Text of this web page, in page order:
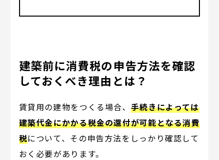
建築前に消費税の申告方法を確認
しておくべき理由とは？
賃貸用の建物をつくる場合、 手続きによっては
建築代金にかかる税金の還付が可能となる消費
税について、その申告方法をしっかり確認して
おく必要があります。